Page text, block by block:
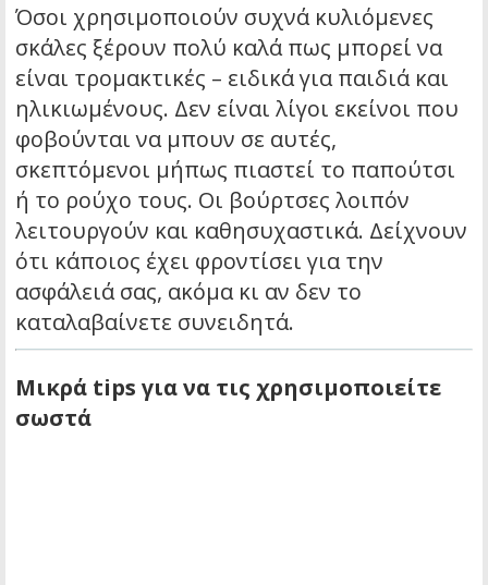
Όσοι χρησιμοποιούν συχνά κυλιόμενες
σκάλες ξέρουν πολύ καλά πως μπορεί να
είναι τρομακτικές – ειδικά για παιδιά και
ηλικιωμένους. Δεν είναι λίγοι εκείνοι που
φοβούνται να μπουν σε αυτές,
σκεπτόμενοι μήπως πιαστεί το παπούτσι
ή το ρούχο τους. Οι βούρτσες λοιπόν
λειτουργούν και καθησυχαστικά. Δείχνουν
ότι κάποιος έχει φροντίσει για την
ασφάλειά σας, ακόμα κι αν δεν το
καταλαβαίνετε συνειδητά.
Μικρά tips για να τις χρησιμοποιείτε
σωστά